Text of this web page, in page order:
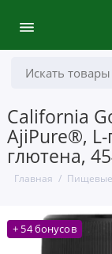
California
AjiPure®,
глютена,
Главная Пищевые
+ 54 бонусов